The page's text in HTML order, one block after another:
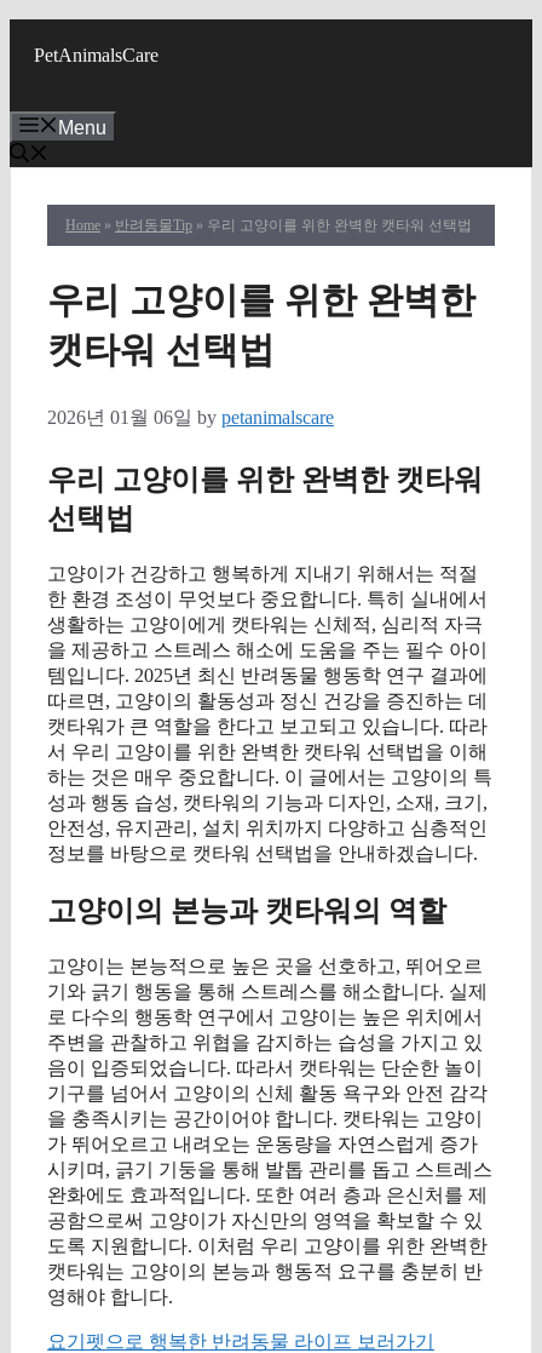
PetAnimalsCare
Menu
Home » 반려동물Tip » 우리 고양이를 위한 완벽한 캣타워 선택법
우리 고양이를 위한 완벽한
캣타워 선택법
2026년 01월 06일 by petanimalscare
우리 고양이를 위한 완벽한 캣타워
선택법
고양이가 건강하고 행복하게 지내기 위해서는 적절
한 환경 조성이 무엇보다 중요합니다. 특히 실내에서
생활하는 고양이에게 캣타워는 신체적, 심리적 자극
을 제공하고 스트레스 해소에 도움을 주는 필수 아이
템입니다. 2025년 최신 반려동물 행동학 연구 결과에
따르면, 고양이의 활동성과 정신 건강을 증진하는 데
캣타워가 큰 역할을 한다고 보고되고 있습니다. 따라
서 우리 고양이를 위한 완벽한 캣타워 선택법을 이해
하는 것은 매우 중요합니다. 이 글에서는 고양이의 특
성과 행동 습성, 캣타워의 기능과 디자인, 소재, 크기,
안전성, 유지관리, 설치 위치까지 다양하고 심층적인
정보를 바탕으로 캣타워 선택법을 안내하겠습니다.
고양이의 본능과 캣타워의 역할
고양이는 본능적으로 높은 곳을 선호하고, 뛰어오르
기와 긁기 행동을 통해 스트레스를 해소합니다. 실제
로 다수의 행동학 연구에서 고양이는 높은 위치에서
주변을 관찰하고 위협을 감지하는 습성을 가지고 있
음이 입증되었습니다. 따라서 캣타워는 단순한 놀이
기구를 넘어서 고양이의 신체 활동 욕구와 안전 감각
을 충족시키는 공간이어야 합니다. 캣타워는 고양이
가 뛰어오르고 내려오는 운동량을 자연스럽게 증가
시키며, 긁기 기둥을 통해 발톱 관리를 돕고 스트레스
완화에도 효과적입니다. 또한 여러 층과 은신처를 제
공함으로써 고양이가 자신만의 영역을 확보할 수 있
도록 지원합니다. 이처럼 우리 고양이를 위한 완벽한
캣타워는 고양이의 본능과 행동적 요구를 충분히 반
영해야 합니다.
요기펫으로 행복한 반려동물 라이프 보러가기